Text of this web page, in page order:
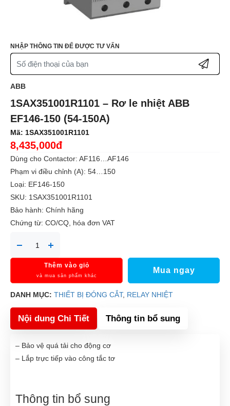
NHẬP THÔNG TIN ĐỂ ĐƯỢC TƯ VẤN
ABB
1SAX351001R1101 – Rơ le nhiệt ABB
EF146-150 (54-150A)
Mã: 1SAX351001R1101
8,435,000đ
Dùng cho Contactor: AF116…AF146
Phạm vi điều chỉnh (A): 54…150
Loại: EF146-150
SKU: 1SAX351001R1101
Bảo hành: Chính hãng
Chứng từ: CO/CQ, hóa đơn VAT
Thêm vào giỏ
và mua sản phẩm khác
Mua ngay
DANH MỤC: THIẾT BỊ ĐÓNG CẮT, RELAY NHIỆT
Nội dung Chi Tiết Thông tin bổ sung
– Bảo vệ quá tải cho động cơ
– Lắp trực tiếp vào công tắc tơ
Thông tin bổ sung